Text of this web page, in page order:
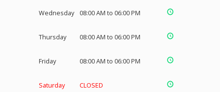
Wednesday 08:00 AM to 06:00 PM
Thursday 08:00 AM to 06:00 PM
Friday 08:00 AM to 06:00 PM
Saturday CLOSED